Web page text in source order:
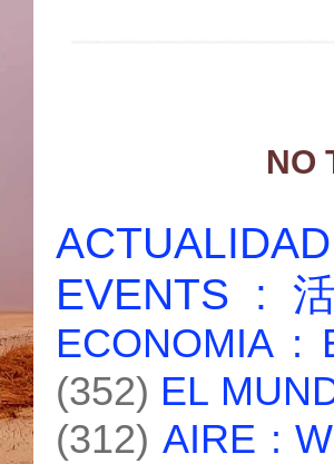
NO
EVENTS :
ECONOMIA :
(352) EL
(312) AIRE :